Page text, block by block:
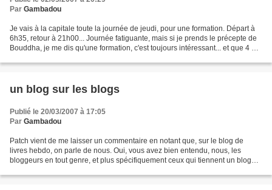
Par Gambadou
Je vais à la capitale toute la journée de jeudi, pour une formation. Départ à
6h35, retour à 21h00... Journée fatiguante, mais si je prends le précepte de
Bouddha, je me dis qu'une formation, c'est toujours intéressant... et que 4 h
un blog sur les blogs
Publié le 20/03/2007 à 17:05
Par Gambadou
Patch vient de me laisser un commentaire en notant que, sur le blog de
livres hebdo, on parle de nous. Oui, vous avez bien entendu, nous, les
bloggeurs en tout genre, et plus spécifiquement ceux qui tiennent un blog